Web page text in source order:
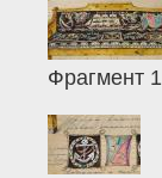
Фрагмент 1